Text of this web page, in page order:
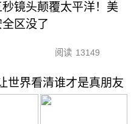
镜头颠覆太平洋！美
区没了
阅读 13149
世界看清谁才是真朋友